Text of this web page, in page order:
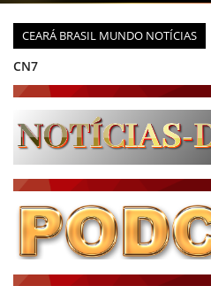
CEARÁ BRASIL MUNDO NOTÍCIAS
CN7
JORNAL DO BRASIL
CNN BRASIL
CBN GLOBO
ACONTECEU...VIROU MANCHETE!
BLOGS & COLUNAS